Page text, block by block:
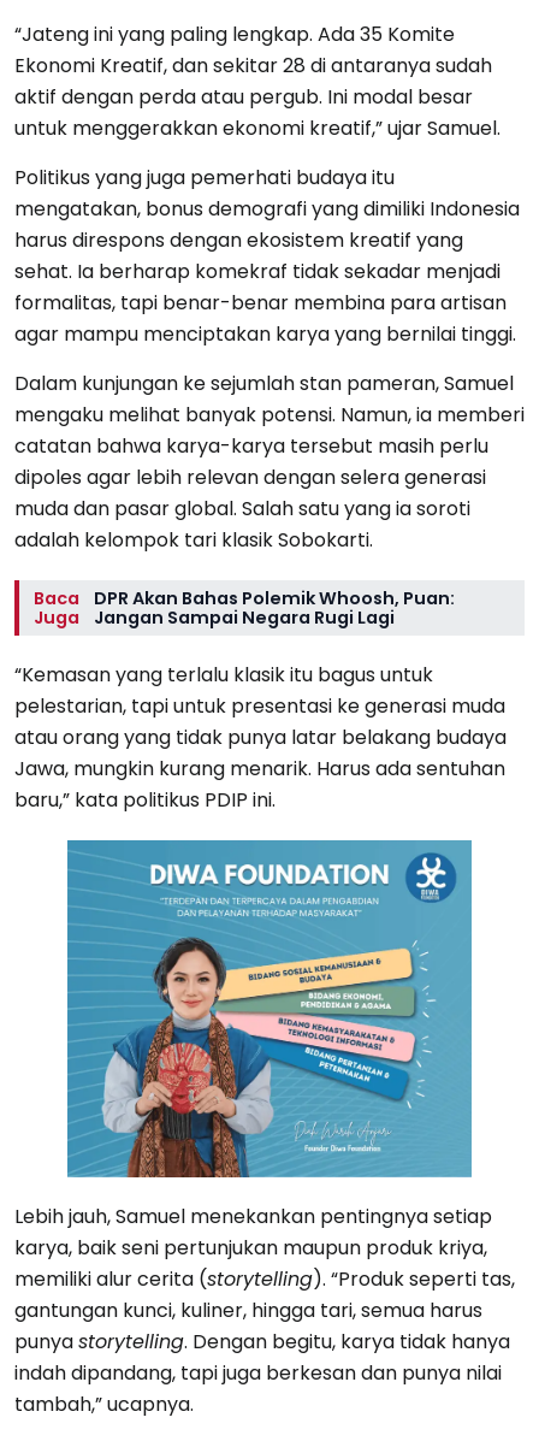
“Jateng ini yang paling lengkap. Ada 35 Komite
Ekonomi Kreatif, dan sekitar 28 di antaranya sudah
aktif dengan perda atau pergub. Ini modal besar
untuk menggerakkan ekonomi kreatif,” ujar Samuel.
Politikus yang juga pemerhati budaya itu
mengatakan, bonus demografi yang dimiliki Indonesia
harus direspons dengan ekosistem kreatif yang
sehat. Ia berharap komekraf tidak sekadar menjadi
formalitas, tapi benar-benar membina para artisan
agar mampu menciptakan karya yang bernilai tinggi.
Dalam kunjungan ke sejumlah stan pameran, Samuel
mengaku melihat banyak potensi. Namun, ia memberi
catatan bahwa karya-karya tersebut masih perlu
dipoles agar lebih relevan dengan selera generasi
muda dan pasar global. Salah satu yang ia soroti
adalah kelompok tari klasik Sobokarti.
Baca
Juga
DPR Akan Bahas Polemik Whoosh, Puan:
Jangan Sampai Negara Rugi Lagi
“Kemasan yang terlalu klasik itu bagus untuk
pelestarian, tapi untuk presentasi ke generasi muda
atau orang yang tidak punya latar belakang budaya
Jawa, mungkin kurang menarik. Harus ada sentuhan
baru,” kata politikus PDIP ini.
Lebih jauh, Samuel menekankan pentingnya setiap
karya, baik seni pertunjukan maupun produk kriya,
memiliki alur cerita (storytelling). “Produk seperti tas,
gantungan kunci, kuliner, hingga tari, semua harus
punyastorytelling. Dengan begitu, karya tidak hanya
indah dipandang, tapi juga berkesan dan punya nilai
tambah,” ucapnya.